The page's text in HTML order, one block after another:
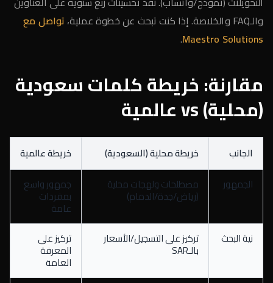
والـFAQ والخلاصة. إذا كنت تبحث عن خطوة عملية،
تواصل مع
Maestro Solutions
.
مقارنة: خريطة كلمات سعودية
(محلية) vs عالمية
الجانب خريطة محلية (السعودية)
خريطة عالمية
الجمهور
مصطلحات ولهجات محلية
(رياض/جدة/الدمام)
جمهور واسع
بمفردات
عامة
نية البحث
تركيز على التسجيل/الأسعار
بالـSAR
تركيز على
المعرفة
العامة